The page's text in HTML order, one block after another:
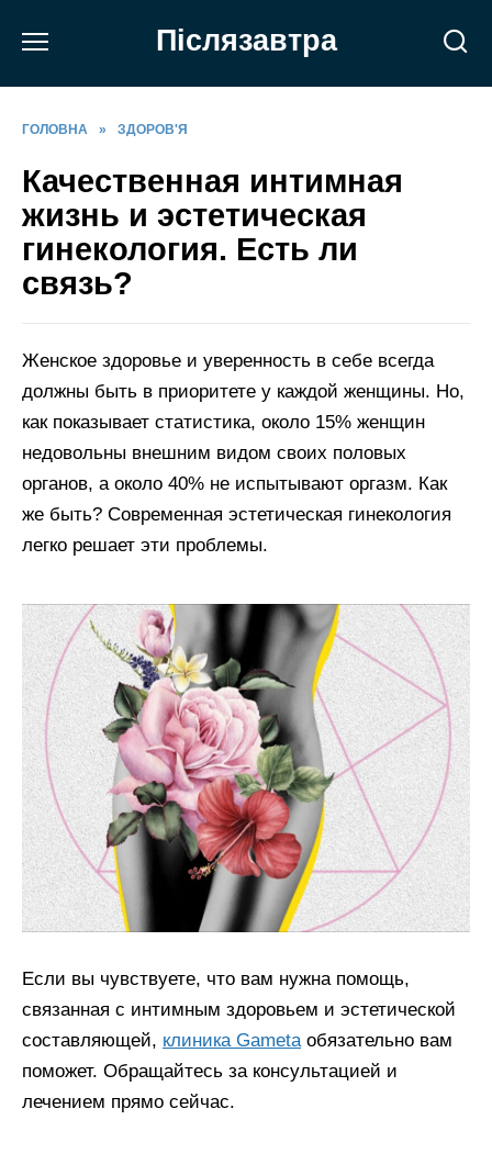
Післязавтра
ГОЛОВНА » ЗДОРОВ'Я
Качественная интимная
жизнь и эстетическая
гинекология. Есть ли
связь?
Женское здоровье и уверенность в себе всегда
должны быть в приоритете у каждой женщины. Но,
как показывает статистика, около 15% женщин
недовольны внешним видом своих половых
органов, а около 40% не испытывают оргазм. Как
же быть? Современная эстетическая гинекология
легко решает эти проблемы.
Если вы чувствуете, что вам нужна помощь,
связанная с интимным здоровьем и эстетической
составляющей, клиника Gameta обязательно вам
поможет. Обращайтесь за консультацией и
лечением прямо сейчас.